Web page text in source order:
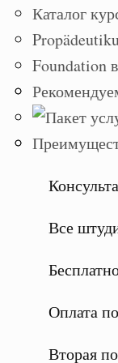
Каталог
Foundation
Все
Оплата
Вторая